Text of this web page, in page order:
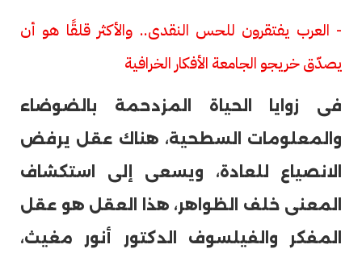
- العرب يفتقرون للحس النقدى.. والأكثر قلقًا هو أن
يصدّق خريجو الجامعة الأفكار الخرافية
فى زوايا الحياة المزدحمة بالضوضاء
والمعلومات السطحية، هناك عقل يرفض
الانصياع للعادة، ويسعى إلى استكشاف
المعنى خلف الظواهر، هذا العقل هو عقل
المفكر والفيلسوف الدكتور أنور مغيث،